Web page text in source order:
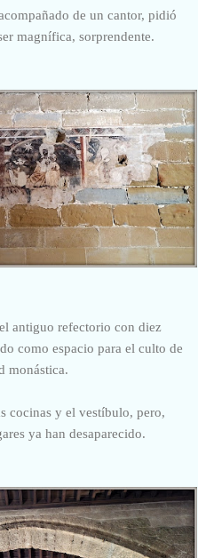
de un cantor, pidió
magnífica, sorprendente.
antiguo refectorio con diez
como espacio para el culto de
monástica.
cocinas y el vestíbulo, pero,
ya han desaparecido.